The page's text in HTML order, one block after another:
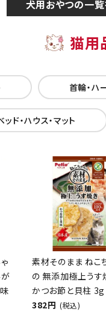
犬用おやつの一
猫用
首輪・ハ
ッド・ハウス・マット
素材そのまま ねこ
の 無添加極上うす
かつお節と貝柱 3g
382円 (税込)